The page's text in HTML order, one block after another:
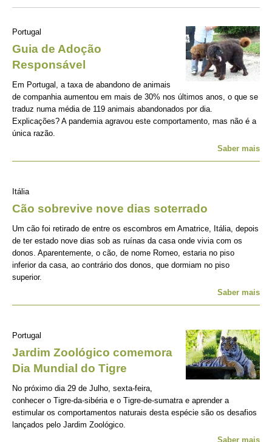
Portugal
Guia de Adoção
Responsável
Em Portugal, a taxa de abandono de animais
de companhia aumentou em mais de 30% nos últimos anos, o que se
traduz numa média de 119 animais abandonados por dia.
Explicações? A pandemia agravou este comportamento, mas não é a
única razão.
Saber mais
Itália
Cão sobrevive nove dias soterrado
Um cão foi retirado de entre os escombros em Amatrice, Itália, depois
de ter estado nove dias sob as ruínas da casa onde vivia com os
donos. Aparentemente, o cão, de nome Romeo, estaria no piso
inferior da casa, ao contrário dos donos, que dormiam no piso
superior.
Saber mais
Portugal
Jardim Zoológico comemora
Dia Mundial do Tigre
No próximo dia 29 de Julho, sexta-feira,
conhecer o Tigre-da-sibéria e o Tigre-de-sumatra e aprender a
estimular os comportamentos naturais desta espécie são os desafios
lançados pelo Jardim Zoológico.
Saber mais